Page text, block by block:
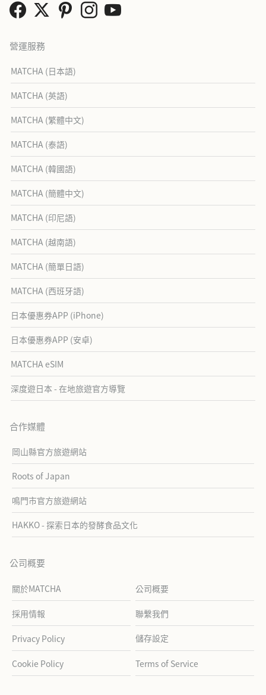
營運服務
MATCHA (日本語)
MATCHA (英語)
MATCHA (繁體中文)
MATCHA (泰語)
MATCHA (韓國語)
MATCHA (簡體中文)
MATCHA (印尼語)
MATCHA (越南語)
MATCHA (簡單日語)
MATCHA (西班牙語)
日本優惠券APP (iPhone)
日本優惠券APP (安卓)
MATCHA eSIM
深度遊日本 - 在地旅遊官方導覽
合作媒體
岡山縣官方旅遊網站
Roots of Japan
鳴門市官方旅遊網站
HAKKO - 探索日本的發酵食品文化
公司概要
關於MATCHA 公司概要
採用情報 聯繫我們
Privacy Policy 儲存設定
Cookie Policy Terms of Service